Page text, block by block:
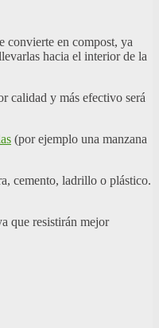
convierte en compost, ya
hacia el interior de la
calidad y más efectivo será
(por ejemplo una manzana
cemento, ladrillo o plástico.
que resistirán mejor